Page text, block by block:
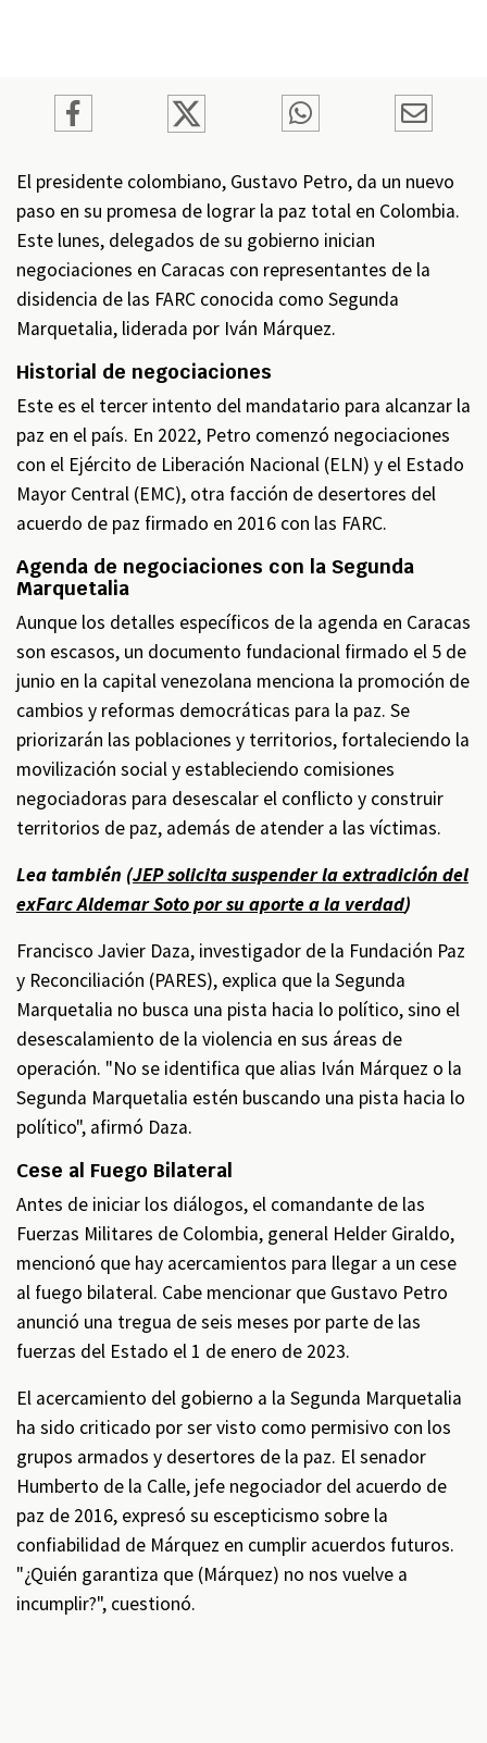
El presidente colombiano, Gustavo Petro, da un nuevo
paso en su promesa de lograr la paz total en Colombia.
Este lunes, delegados de su gobierno inician
negociaciones en Caracas con representantes de la
disidencia de las FARC conocida como Segunda
Marquetalia, liderada por Iván Márquez.
Historial de negociaciones
Este es el tercer intento del mandatario para alcanzar la
paz en el país. En 2022, Petro comenzó negociaciones
con el Ejército de Liberación Nacional (ELN) y el Estado
Mayor Central (EMC), otra facción de desertores del
acuerdo de paz firmado en 2016 con las FARC.
Agenda de negociaciones con la Segunda
Marquetalia
Aunque los detalles específicos de la agenda en Caracas
son escasos, un documento fundacional firmado el 5 de
junio en la capital venezolana menciona la promoción de
cambios y reformas democráticas para la paz. Se
priorizarán las poblaciones y territorios, fortaleciendo la
movilización social y estableciendo comisiones
negociadoras para desescalar el conflicto y construir
territorios de paz, además de atender a las víctimas.
Lea también (JEP solicita suspender la extradición del
exFarc Aldemar Soto por su aporte a la verdad)
Francisco Javier Daza, investigador de la Fundación Paz
y Reconciliación (PARES), explica que la Segunda
Marquetalia no busca una pista hacia lo político, sino el
desescalamiento de la violencia en sus áreas de
operación. "No se identifica que alias Iván Márquez o la
Segunda Marquetalia estén buscando una pista hacia lo
político", afirmó Daza.
Cese al Fuego Bilateral
Antes de iniciar los diálogos, el comandante de las
Fuerzas Militares de Colombia, general Helder Giraldo,
mencionó que hay acercamientos para llegar a un cese
al fuego bilateral. Cabe mencionar que Gustavo Petro
anunció una tregua de seis meses por parte de las
fuerzas del Estado el 1 de enero de 2023.
El acercamiento del gobierno a la Segunda Marquetalia
ha sido criticado por ser visto como permisivo con los
grupos armados y desertores de la paz. El senador
Humberto de la Calle, jefe negociador del acuerdo de
paz de 2016, expresó su escepticismo sobre la
confiabilidad de Márquez en cumplir acuerdos futuros.
"¿Quién garantiza que (Márquez) no nos vuelve a
incumplir?", cuestionó.